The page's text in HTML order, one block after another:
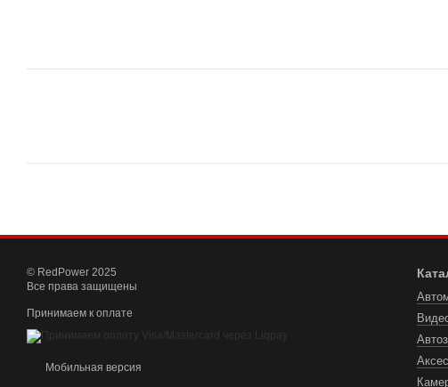
© RedPower 2025
Все права защищены
Принимаем к оплате
Мобильная версия